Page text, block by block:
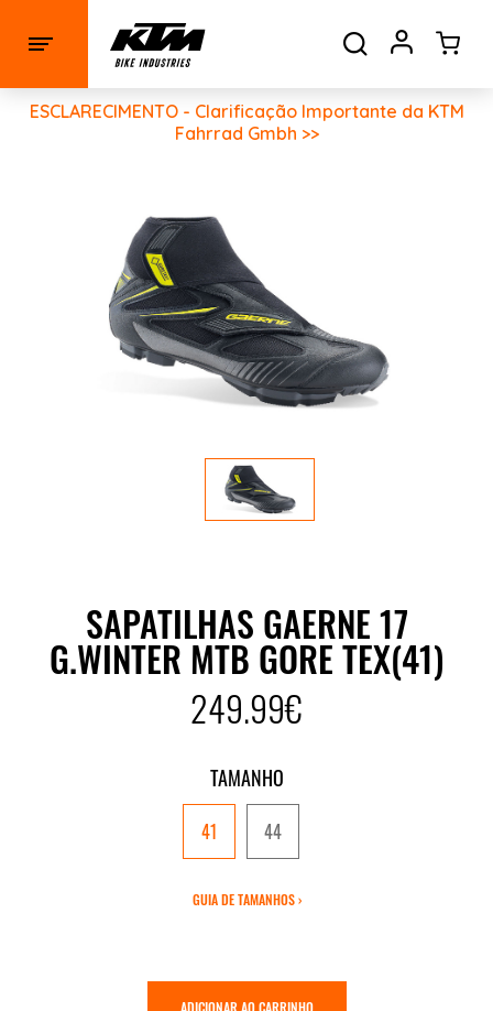
ESCLARECIMENTO - Clarificação Importante da KTM
Fahrrad Gmbh >>
SAPATILHAS GAERNE 17
G.WINTER MTB GORE TEX(41)
249.99€
TAMANHO
41 44
GUIA DE TAMANHOS ›